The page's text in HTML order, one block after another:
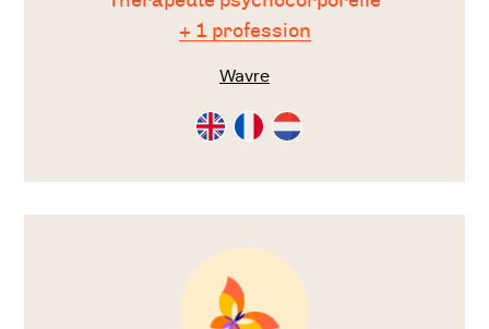
+ 1 profession
Wavre
Consultation
en
Consultation
en
Consultation
en
Voir